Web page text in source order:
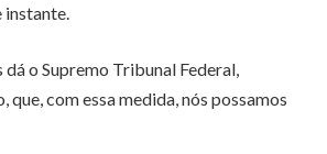
instante.
o Supremo Tribunal Federal,
com essa medida, nós possamos